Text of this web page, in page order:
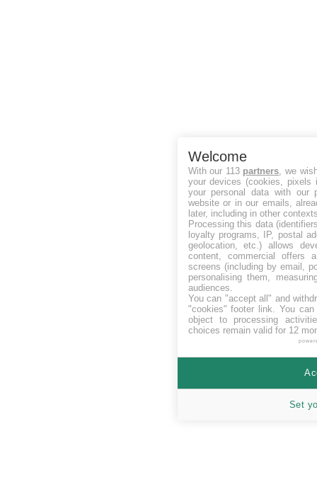
Welcome
With our 113 partners, we
your devices (cookies, pixels
your personal data with our
website or in our emails,
later, including in other
Processing this data
loyalty programs, IP, postal
geolocation, etc.) allows
content, commercial offers
screens (including by email,
personalising them,
audiences.
You can "accept all" and
"cookies" footer link. You can
object to processing
choices remain valid for 12
Set